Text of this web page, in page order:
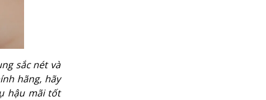
sắc nét và
hãng, hãy
hậu mãi tốt